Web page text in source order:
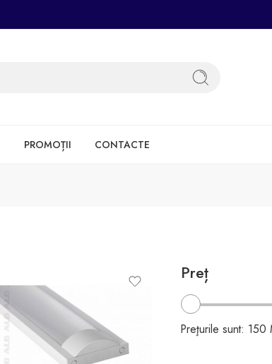
PROMOȚII CONTACTE
Preț
Preţurile sunt: 150